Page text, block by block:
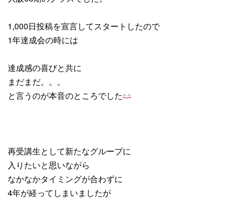
1,000日投稿を宣言してスタートしたので
1年達成会の時には
達成感の喜びと共に
まだまだ。。。
と言うのが本音のところでした
再受講生として新たなグループに
入りたいと思いながら
なかなかタイミングが合わずに
4年が経ってしまいましたが